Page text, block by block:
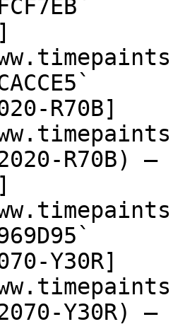
R70B]
R70B)
Y30R]
Y30R)